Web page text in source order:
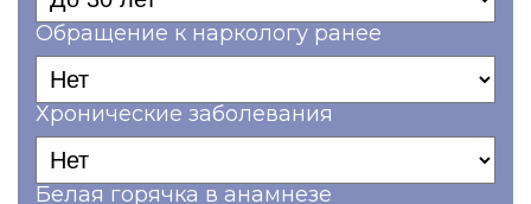
Обращение к наркологу ранее
Хронические заболевания
Белая горячка в анамнезе